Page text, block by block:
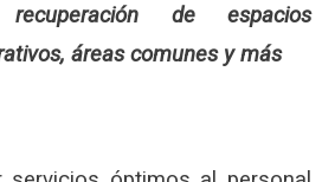
de espacios
áreas comunes y más